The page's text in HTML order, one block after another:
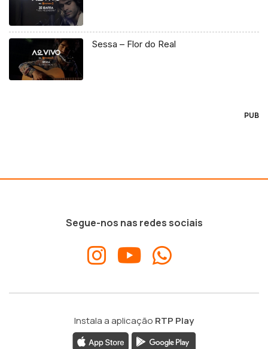
Sessa – Flor do Real
PUB
Segue-nos nas redes sociais
Instala a aplicação RTP Play